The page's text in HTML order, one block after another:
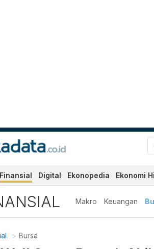
Finansial Digital Ekonopedia Ekonomi
Makro Keuangan
Bursa